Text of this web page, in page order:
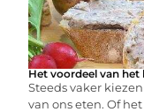
Het voordeel van het
Steeds vaker
van ons eten. Of